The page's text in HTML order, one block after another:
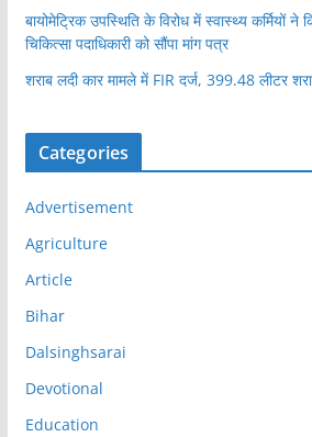
बायोमेट्रिक उपस्थिति के विरोध में स्वास्थ्य कर्मियों ने
चिकित्सा पदाधिकारी को सौंपा मांग पत्र
शराब लदी कार मामले में FIR दर्ज, 399.48 लीटर
Categories
Advertisement
Agriculture
Article
Bihar
Dalsinghsarai
Devotional
Education